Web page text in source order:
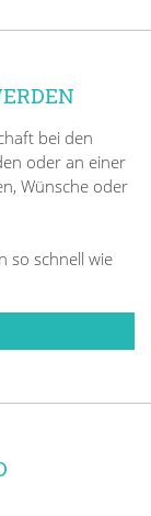
bei den
oder an einer
Wünsche oder
so schnell wie